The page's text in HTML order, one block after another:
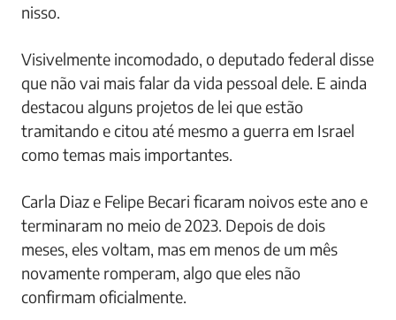
nisso.
Visivelmente incomodado, o deputado federal disse
que não vai mais falar da vida pessoal dele. E ainda
destacou alguns projetos de lei que estão
tramitando e citou até mesmo a guerra em Israel
como temas mais importantes.
Carla Diaz e Felipe Becari ficaram noivos este ano e
terminaram no meio de 2023. Depois de dois
meses, eles voltam, mas em menos de um mês
novamente romperam, algo que eles não
confirmam oficialmente.